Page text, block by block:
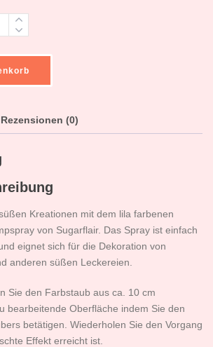
Rezensionen (0)
Kreationen mit dem lila farbenen
von Sugarflair. Das Spray ist einfach
eignet sich für die Dekoration von
anderen süßen Leckereien.
Sie den Farbstaub aus ca. 10 cm
bearbeitende Oberfläche indem Sie den
betätigen. Wiederholen Sie den Vorgang
Effekt erreicht ist.